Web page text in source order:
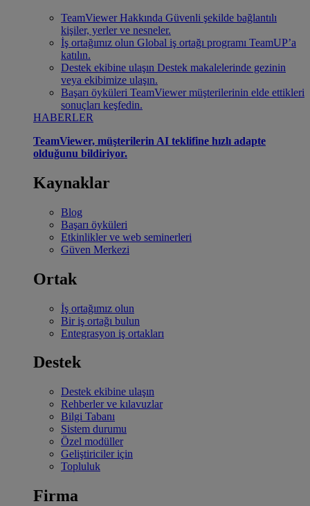
TeamViewer Hakkında Güvenli şekilde bağlantılı
kişiler, yerler ve nesneler.
İş ortağımız olun Global iş ortağı programı TeamUP’a
katılın.
Destek ekibine ulaşın Destek makalelerinde gezinin
veya ekibimize ulaşın.
Başarı öyküleri TeamViewer müşterilerinin elde ettikleri
sonuçları keşfedin.
HABERLER
TeamViewer, müşterilerin AI teklifine hızlı adapte
olduğunu bildiriyor.
Kaynaklar
Blog
Başarı öyküleri
Etkinlikler ve web seminerleri
Güven Merkezi
Ortak
İş ortağımız olun
Bir iş ortağı bulun
Entegrasyon iş ortakları
Destek
Destek ekibine ulaşın
Rehberler ve kılavuzlar
Bilgi Tabanı
Sistem durumu
Özel modüller
Geliştiriciler için
Topluluk
Firma